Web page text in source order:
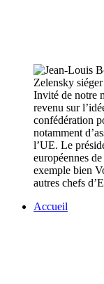
Invité de notre
revenu sur
confédération
notamment
l’UE. Le
européennes
exemple bien
autres chefs
Accueil